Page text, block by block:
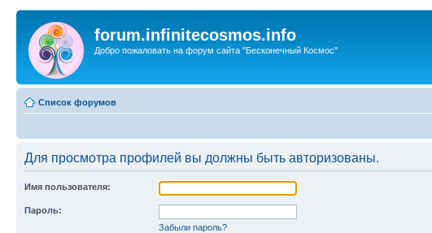
forum.infinitecosmos.info
Добро пожаловать на форум сайта "Бесконечный Космос"
Список форумов
Для просмотра профилей вы должны быть авторизованы.
Имя пользователя:
Пароль:
Забыли пароль?